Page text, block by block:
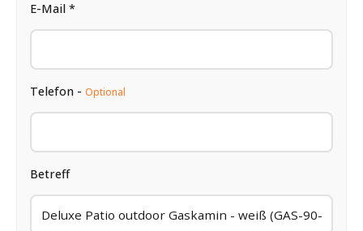
E-Mail *
Telefon - Optional
Betreff